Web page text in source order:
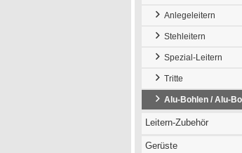
Anlegeleitern
Stehleitern
Spezial-Leitern
Tritte
Alu-Bohlen / Alu-
Leitern-Zubehör
Gerüste